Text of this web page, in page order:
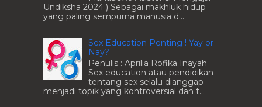
Undiksha 2024 ) Sebagai makhluk hidup
yang paling sempurna manusia d...
Sex Education Penting ! Yay or
Nay?
Penulis : Aprilia Rofika Inayah
Sex education atau pendidikan
tentang sex selalu dianggap
menjadi topik yang kontroversial dan t...